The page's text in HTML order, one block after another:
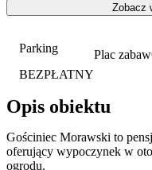
Parking
BEZPŁATNY
Plac zabaw
Opis obiektu
Gościniec Morawski to
oferujący wypoczynek w
ogrodu.
Zobacz